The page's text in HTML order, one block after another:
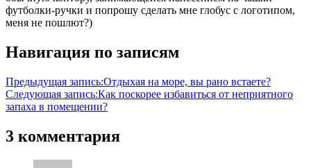
футболки-ручки и попрошу сделать мне глобус с логотипом,
меня не пошлют?)
Навигация по записям
Предыдущая запись:Отдыхая на море, вы рано встаете?
Следующая запись:Как поскорее избавиться от неприятного
запаха в помещении?
3 комментария